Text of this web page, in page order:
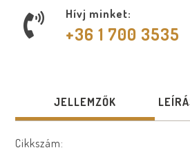
Hívj minket:
+36 1 700 3535
JELLEMZŐK
Cikkszám: